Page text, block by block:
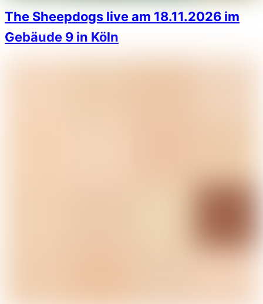
The Sheepdogs live am 18.11.2026 im
Gebäude 9 in Köln